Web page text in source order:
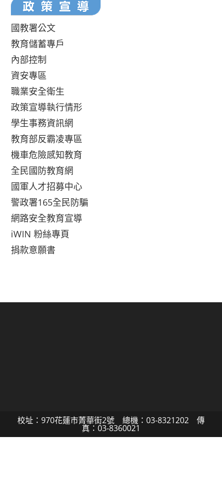
國教署公文
教育儲蓄專戶
內部控制
資安專區
職業安全衛生
政策宣導執行情形
學生事務資訊網
教育部反霸凌專區
機車危險感知教育
全民國防教育網
國軍人才招募中心
警政署165全民防騙
網路安全教育宣導
iWIN 粉絲專頁
捐款意願書
校址：970花蓮市菁華街2號 總機：03-8321202 傳
真：03-8360021